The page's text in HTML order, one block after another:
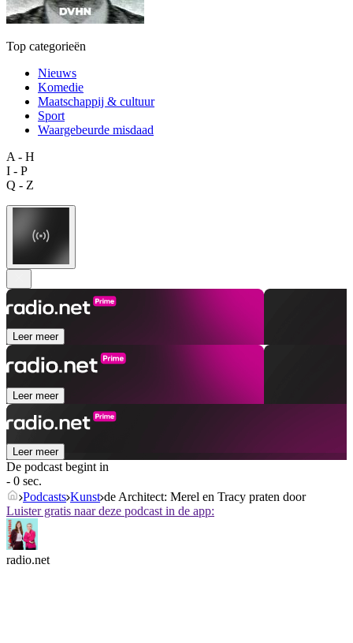
Top categorieën
Nieuws
Komedie
Maatschappij & cultuur
Sport
Waargebeurde misdaad
A - H
I - P
Q - Z
Leer meer
Leer meer
Leer meer
De podcast begint in
- 0 sec.
Podcasts Kunst de Architect: Merel en Tracy praten door
Luister gratis naar deze podcast in de app:
radio.net